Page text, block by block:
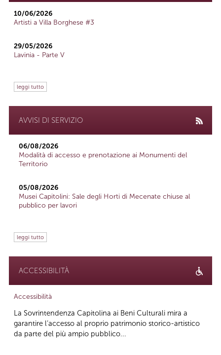
10/06/2026
Artisti a Villa Borghese #3
29/05/2026
Lavinia - Parte V
leggi tutto
AVVISI DI SERVIZIO
06/08/2026
Modalità di accesso e prenotazione ai Monumenti del
Territorio
05/08/2026
Musei Capitolini: Sale degli Horti di Mecenate chiuse al
pubblico per lavori
leggi tutto
ACCESSIBILITÀ
Accessibilità
La Sovrintendenza Capitolina ai Beni Culturali mira a
garantire l’accesso al proprio patrimonio storico-artistico
da parte del più ampio pubblico...